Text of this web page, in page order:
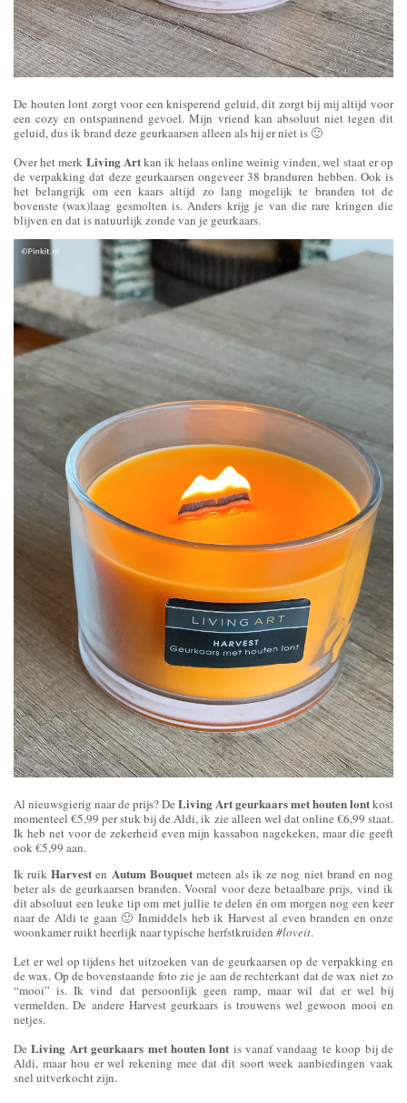
De houten lont zorgt voor een knisperend geluid, dit zorgt bij mij altijd voor
een cozy en ontspannend gevoel. Mijn vriend kan absoluut niet tegen dit
geluid, dus ik brand deze geurkaarsen alleen als hij er niet is 🙂
Over het merk Living Artkan ik helaas online weinig vinden, wel staat er op
de verpakking dat deze geurkaarsen ongeveer 38 branduren hebben. Ook is
het belangrijk om een kaars altijd zo lang mogelijk te branden tot de
bovenste (wax)laag gesmolten is. Anders krijg je van die rare kringen die
blijven en dat is natuurlijk zonde van je geurkaars.
Al nieuwsgierig naar de prijs? De Living Art geurkaars met houten lontkost
momenteel €5,99 per stuk bij de Aldi, ik zie alleen wel dat online €6,99 staat.
Ik heb net voor de zekerheid even mijn kassabon nagekeken, maar die geeft
ook €5,99 aan.
Ik ruikHarvest en Autum Bouquetmeteen als ik ze nog niet brand en nog
beter als de geurkaarsen branden. Vooral voor deze betaalbare prijs, vind ik
dit absoluut een leuke tip om met jullie te delen én om morgen nog een keer
naar de Aldi te gaan 🙂 Inmiddels heb ik Harvest al even branden en onze
woonkamer ruikt heerlijk naar typische herfstkruiden #loveit.
Let er wel op tijdens het uitzoeken van de geurkaarsen op de verpakking en
de wax. Op de bovenstaande foto zie je aan de rechterkant dat de wax niet zo
“mooi” is. Ik vind dat persoonlijk geen ramp, maar wil dat er wel bij
vermelden. De andere Harvest geurkaars is trouwens wel gewoon mooi en
netjes.
DeLiving Art geurkaars met houten lont is vanaf vandaag te koop bij de
Aldi, maar hou er wel rekening mee dat dit soort week aanbiedingen vaak
snel uitverkocht zijn.